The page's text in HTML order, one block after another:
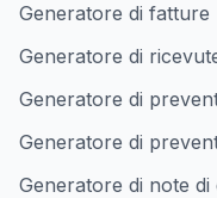
Generatore di fatture
Generatore di
Generatore di
Generatore di
Generatore di note di